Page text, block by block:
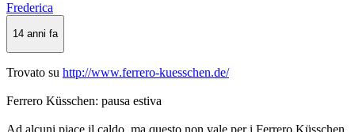
Frederica
14 anni fa
Trovato su http://www.ferrero-kuesschen.de/
Ferrero Küsschen: pausa estiva
Ad alcuni piace il caldo, ma questo non vale per i Ferrero Küsschen.